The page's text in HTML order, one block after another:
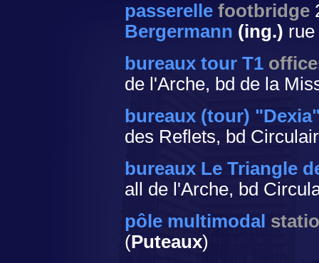
passerelle footbridge
Bergermann (ing.)
bureaux tour T1
de l'Arche, bd de la
bureaux (tour)
des Reflets, bd
bureaux Le Triangle
all de l'Arche, bd
pôle multimodal
(Puteaux)